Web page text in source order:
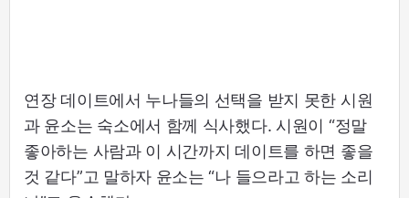
연장 데이트에서 누나들의 선택을 받지 못한 시원
과 윤소는 숙소에서 함께 식사했다. 시원이 “정말
좋아하는 사람과 이 시간까지 데이트를 하면 좋을
것 같다”고 말하자 윤소는 “나 들으라고 하는 소리